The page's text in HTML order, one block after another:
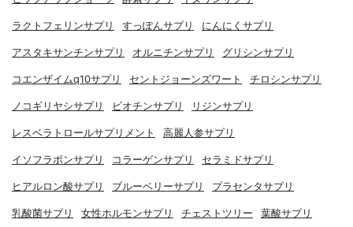
ラクトフェリンサプリ すっぽんサプリ にんにくサプリ
アスタキサンチンサプリ オルニチンサプリ グリシンサプリ
コエンザイムq10サプリ セントジョーンズワート チロシンサプリ
ノコギリヤシサプリ ビオチンサプリ リジンサプリ
レスベラトロールサプリメント 高麗人参サプリ
イソフラボンサプリ コラーゲンサプリ セラミドサプリ
ヒアルロン酸サプリ ブルーベリーサプリ プラセンタサプリ
乳酸菌サプリ 女性ホルモンサプリ チェストツリー 葉酸サプリ